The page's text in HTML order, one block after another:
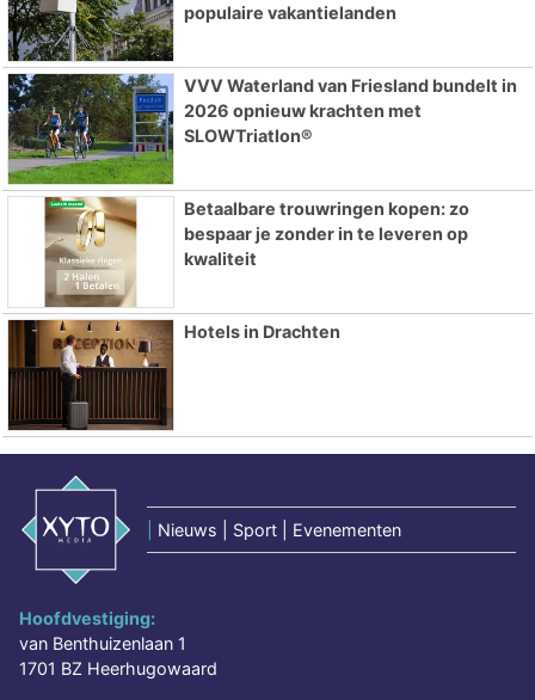
populaire vakantielanden
VVV Waterland van Friesland bundelt in
2026 opnieuw krachten met
SLOWTriatlon®
Betaalbare trouwringen kopen: zo
bespaar je zonder in te leveren op
kwaliteit
Hotels in Drachten
Nieuws | Sport | Evenementen
Hoofdvestiging:
van Benthuizenlaan 1
1701 BZ Heerhugowaard